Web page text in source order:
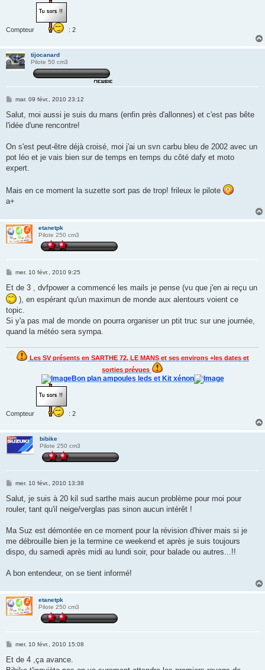
Compteur : 2
tijocanard
Pilote 50 cm3
M
s
a
mar. 09 févr., 2010 23:12
Salut, moi aussi je suis du mans (enfin près d'allonnes) et c'est pas bête
l'idée d'une rencontre!
On s'est peut-être déjà croisé, moi j'ai un svn carbu bleu de 2002 avec un
pot léo et je vais bien sur de temps en temps du côté dafy et moto
expert.
Mais en ce moment la suzette sort pas de trop! frileux le pilote
a+
etanetpk
Pilote 250 cm3
M
s
s
a
e
mer. 10 févr., 2010 9:25
Et de 3 , dvfpower a commencé les mails je pense (vu que j'en ai reçu un
), en espérant qu'un maximun de monde aux alentours voient ce
topic.
Si y'a pas mal de monde on pourra organiser un ptit truc sur une journée,
quand la météo sera sympa.
Les SV présents en SARTHE 72, LE MANS et ses environs +les dates et
sorties prévues
Bon plan ampoules leds et Kit xénon
Compteur : 2
bibike
Pilote 250 cm3
M
s
a
mer. 10 févr., 2010 13:38
Salut, je suis à 20 kil sud sarthe mais aucun problème pour moi pour
rouler, tant qu'il neige/verglas pas sinon aucun intérêt !
Ma Suz est démontée en ce moment pour la révision d'hiver mais si je
me débrouille bien je la termine ce weekend et après je suis toujours
dispo, du samedi après midi au lundi soir, pour balade ou autres...!!
A bon entendeur, on se tient informé!
etanetpk
Pilote 250 cm3
M
s
mer. 10 févr., 2010 15:08
Et de 4 ,ça avance.